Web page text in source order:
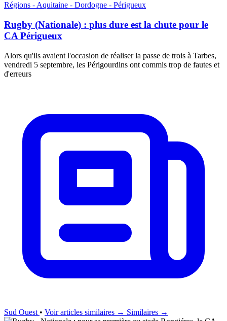
Régions - Aquitaine - Dordogne - Périgueux
Rugby (Nationale) : plus dure est la chute pour le
CA Périgueux
Alors qu'ils avaient l'occasion de réaliser la passe de trois à Tarbes,
vendredi 5 septembre, les Périgourdins ont commis trop de fautes et
d'erreurs
Sud Ouest • Voir articles similaires → Similaires →